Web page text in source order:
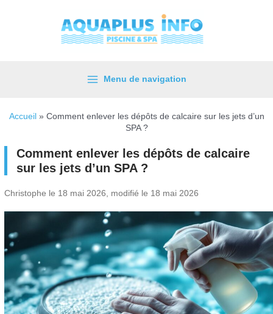
Menu
Menu de navigation
Accueil » Comment enlever les dépôts de calcaire sur les jets d’un
SPA ?
Comment enlever les dépôts de calcaire
sur les jets d’un SPA ?
Christophe le 18 mai 2026, modifié le 18 mai 2026